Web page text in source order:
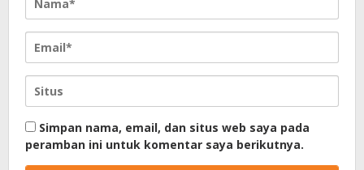
Simpan nama, email, dan situs web saya pada
peramban ini untuk komentar saya berikutnya.